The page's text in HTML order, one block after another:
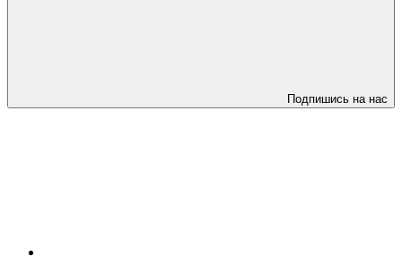
Подпишись на нас